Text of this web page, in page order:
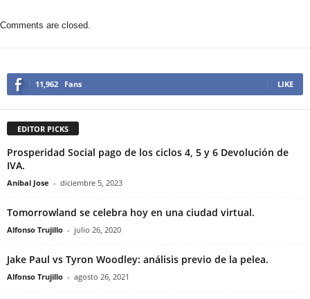
Comments are closed.
11,962 Fans LIKE
EDITOR PICKS
Prosperidad Social pago de los ciclos 4, 5 y 6 Devolución de
IVA.
Anibal Jose - diciembre 5, 2023
Tomorrowland se celebra hoy en una ciudad virtual.
Alfonso Trujillo - julio 26, 2020
Jake Paul vs Tyron Woodley: análisis previo de la pelea.
Alfonso Trujillo - agosto 26, 2021